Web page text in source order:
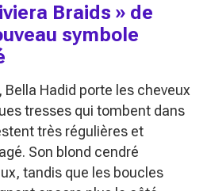
Braids » de
symbole
Hadid porte les cheveux
tresses qui tombent dans
très régulières et
Son blond cendré
tandis que les boucles